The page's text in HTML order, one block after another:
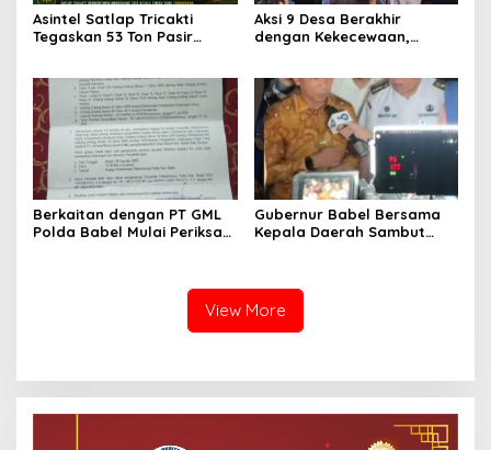
Asintel Satlap Tricakti
Tegaskan 53 Ton Pasir
Minta Publik Hormati
Proses Hukum
Aksi 9 Desa Berakhir
dengan Kekecewaan,
Plasma 30 Tahun,
Masyarakat Siapkan Mosi
Tidak Percaya
Berkaitan dengan PT GML
Polda Babel Mulai Periksa
Gubernur Babel Bersama
Kepala Daerah Sambut
View More